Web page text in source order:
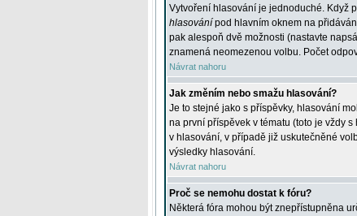
Vytvoření hlasování je jednoduché. Když
hlasování pod hlavním oknem na
pak alespoň dvě možnosti (nastavte
znamená neomezenou volbu. Počet
Návrat nahoru
Jak změním nebo smažu hlasování?
Je to stejné jako s příspěvky, hlasování
na první příspěvek v tématu (toto je vždy
v hlasování, v případě již uskutečněné
výsledky hlasování.
Návrat nahoru
Proč se nemohu dostat k fóru?
Některá fóra mohou být znepřístupněna